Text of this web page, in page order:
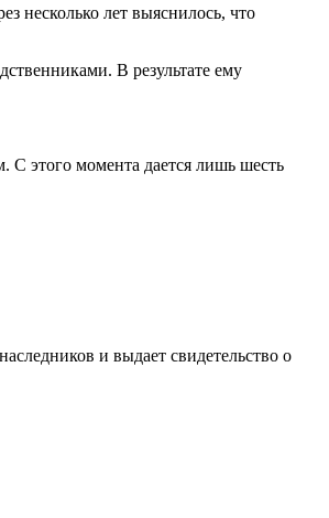
несколько лет выяснилось, что
В результате ему
С этого момента дается лишь шесть
и выдает свидетельство о